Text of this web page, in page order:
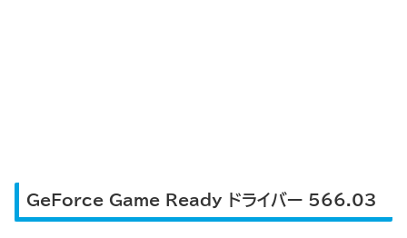
GeForce Game Ready ドライバー 566.03